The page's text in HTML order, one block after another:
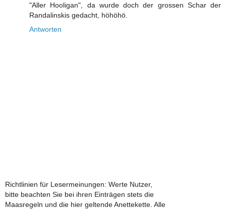
"Aller Hooligan", da wurde doch der grossen Schar der
Randalinskis gedacht, höhöhö.
Antworten
Richtlinien für Lesermeinungen: Werte Nutzer,
bitte beachten Sie bei ihren Einträgen stets die
Maasregeln und die hier geltende Anettekette. Alle